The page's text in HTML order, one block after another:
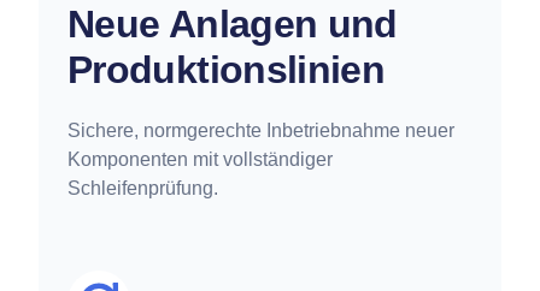
Neue Anlagen und
Produktionslinien
Sichere, normgerechte Inbetriebnahme neuer
Komponenten mit vollständiger
Schleifenprüfung.